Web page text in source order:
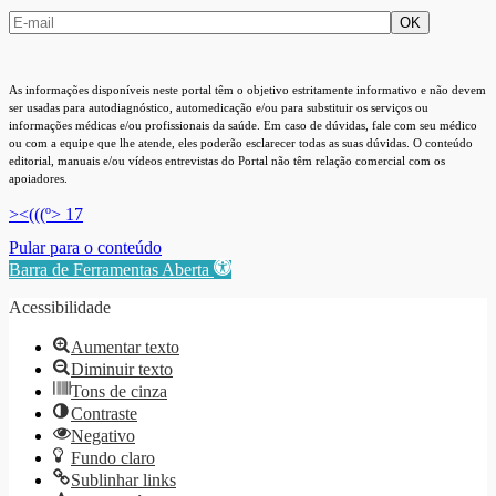
As informações disponíveis neste portal têm o objetivo estritamente informativo e não devem
ser usadas para autodiagnóstico, automedicação e/ou para substituir os serviços ou
informações médicas e/ou profissionais da saúde. Em caso de dúvidas, fale com seu médico
ou com a equipe que lhe atende, eles poderão esclarecer todas as suas dúvidas. O conteúdo
editorial, manuais e/ou vídeos entrevistas do Portal não têm relação comercial com os
apoiadores.
><(((º> 17
Pular para o conteúdo
Barra de Ferramentas Aberta
Acessibilidade
Aumentar texto
Diminuir texto
Tons de cinza
Contraste
Negativo
Fundo claro
Sublinhar links